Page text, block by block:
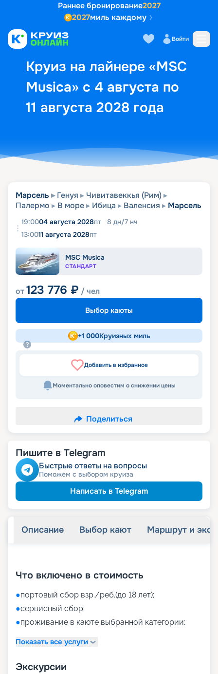
Раннее бронирование2027
2027миль каждому
Войти
Круиз на лайнере «MSC
Musica» с 4 августа по
11 августа 2028 года
Выбор кают Маршрут и
Марсель Генуя
Чивитавеккья (Рим)
Палермо
В море Ибица Валенсия Марсель
19:0004 августа 2028пт 8 дн/7 нч
13:0011 августа 2028пт
MSC Musica
СТАНДАРТ
от123 776 ₽ / чел
Выбор каюты
+1 000Круизных миль
Добавить в избранное
Моментально оповестим о снижении цены
Поделиться
Пишите в Telegram
Быстрые ответы на вопросы
Поможем с выбором круиза
Написать в Telegram
Описание Выбор кают Маршрут и
Что включено в стоимость
●портовый сбор взр./реб.(до 18 лет);
●сервисный сбор;
●проживание в каюте выбранной категории;
Показать все услуги
Экскурсии